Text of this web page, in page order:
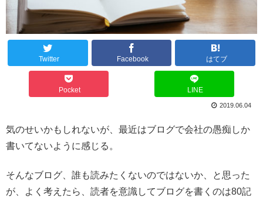
Twitter Facebook はてブ
Pocket LINE
2019.06.04
気のせいかもしれないが、最近はブログで会社の愚痴しか
書いてないように感じる。
そんなブログ、誰も読みたくないのではないか、と思った
が、よく考えたら、読者を意識してブログを書くのは80記